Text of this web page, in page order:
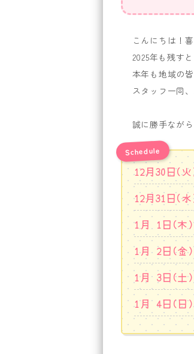
こんにちは！
2025年も残す
本年も地域の
スタッフ一同
誠に勝手なが
Schedule
12月30日(
12月31日(
1月 1日(木)
1月 2日(金)
1月 3日(土)
1月 4日(日)